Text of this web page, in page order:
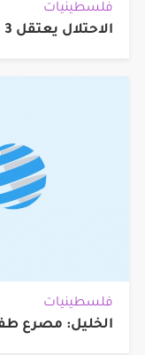
فلسطينيات
الاحتلال يعتقل 3 فتية في تل أبيب
فلسطينيات
الخليل: مصرع